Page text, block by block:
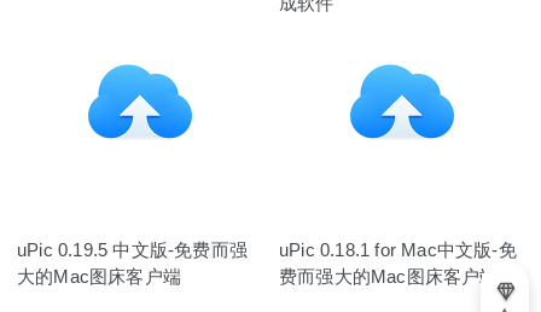
uPic 0.19.5 中文版-免费而强
大的Mac图床客户端
uPic 0.18.1 for Mac中文版-免
费而强大的Mac图床客户端